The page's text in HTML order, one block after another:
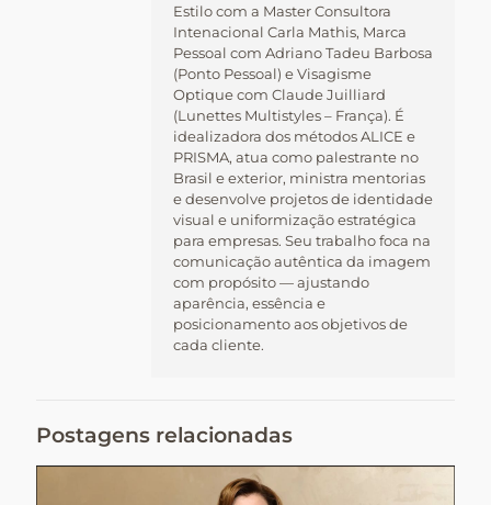
Estilo com a Master Consultora
Intenacional Carla Mathis, Marca
Pessoal com Adriano Tadeu Barbosa
(Ponto Pessoal) e Visagisme
Optique com Claude Juilliard
(Lunettes Multistyles – França). É
idealizadora dos métodos ALICE e
PRISMA, atua como palestrante no
Brasil e exterior, ministra mentorias
e desenvolve projetos de identidade
visual e uniformização estratégica
para empresas. Seu trabalho foca na
comunicação autêntica da imagem
com propósito — ajustando
aparência, essência e
posicionamento aos objetivos de
cada cliente.
Postagens relacionadas